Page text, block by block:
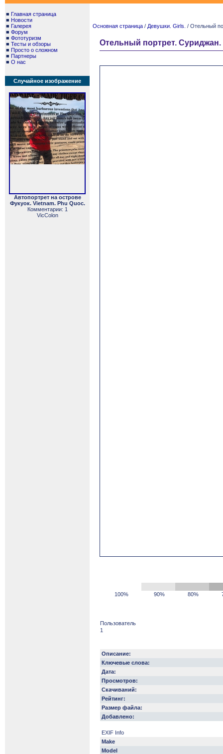
■ Главная страница
■ Новости
■ Галерея
■ Форум
■ Фототуризм
■ Тесты и обзоры
■ Просто о сложном
■ Партнеры
■ О нас
Случайное изображение
Автопортрет на острове
Фукуок. Vietnam. Phu Quoc.
Комментарии: 1
VicColon
Основная страница / Девушки. Girls. / Отельный
Отельный портрет. Суриджан.
100% 90% 80%
Пользователь
1
Описание:
Ключевые слова:
Дата:
Просмотров:
Скачиваний:
Рейтинг:
Размер файла:
Добавлено:
EXIF Info
Make
Model